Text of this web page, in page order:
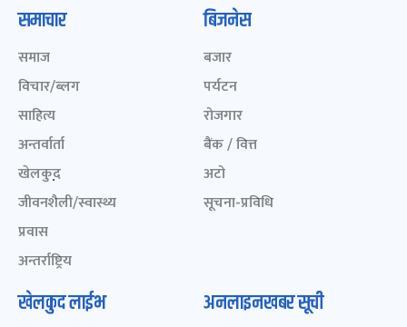
समाचार
समाज
विचार/ब्लग
साहित्य
अन्तर्वार्ता
खेलकुद़़
जीवनशैली/स्वास्थ्य
प्रवास
अन्तर्राष्ट्रिय
बिजनेस
बजार
पर्यटन
रोजगार
बैंक / वित्त
अटो
सूचना-प्रविधि
खेलकुद लाईभ अनलाइनखबर सूची